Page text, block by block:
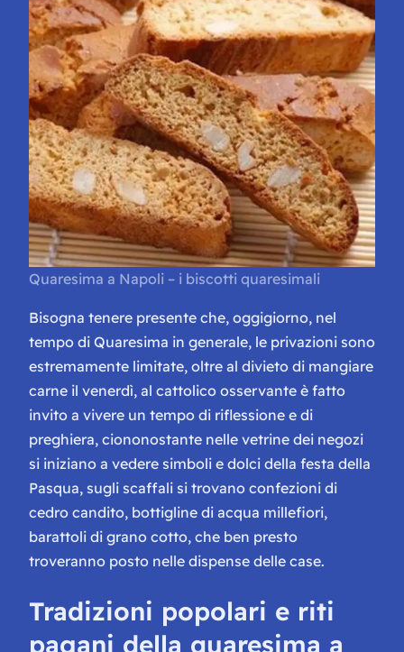
Quaresima a Napoli – i biscotti quaresimali
Bisogna tenere presente che, oggigiorno, nel
tempo di Quaresima in generale, le privazioni sono
estremamente limitate, oltre al divieto di mangiare
carne il venerdì, al cattolico osservante è fatto
invito a vivere un tempo di riflessione e di
preghiera, ciononostante nelle vetrine dei negozi
si iniziano a vedere simboli e dolci della festa della
Pasqua, sugli scaffali si trovano confezioni di
cedro candito, bottigline di acqua millefiori,
barattoli di grano cotto, che ben presto
troveranno posto nelle dispense delle case.
Tradizioni popolari e riti
pagani della quaresima a